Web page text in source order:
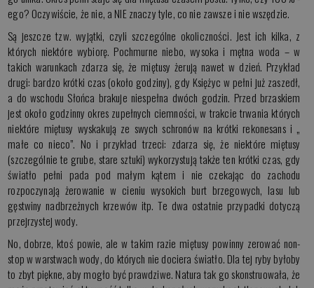
ego? Oczywiście, że nie, a NIE znaczy tyle, co nie zawsze i nie wszędzie.
Są jeszcze tzw. wyjątki, czyli szczególne okoliczności. Jest ich kilka, z
których niektóre wybiorę. Pochmurne niebo, wysoka i mętna woda – w
takich warunkach zdarza się, że miętusy żerują nawet w dzień. Przykład
drugi: bardzo krótki czas (około godziny), gdy Księżyc w pełni już zaszedł,
a do wschodu Słońca brakuje niespełna dwóch godzin. Przed brzaskiem
jest około godzinny okres zupełnych ciemności, w trakcie trwania których
niektóre miętusy wyskakują ze swych schronów na krótki rekonesans i „
małe co nieco”. No i przykład trzeci: zdarza się, że niektóre miętusy
(szczególnie te grube, stare sztuki) wykorzystują także ten krótki czas, gdy
światło pełni pada pod małym kątem i nie czekając do zachodu
rozpoczynają żerowanie w cieniu wysokich burt brzegowych, lasu lub
gęstwiny nadbrzeżnych krzewów itp. Te dwa ostatnie przypadki dotyczą
przejrzystej wody.
No, dobrze, ktoś powie, ale w takim razie miętusy powinny zerować non-
stop w warstwach wody, do których nie dociera światło. Dla tej ryby byłoby
to zbyt piękne, aby mogło być prawdziwe. Natura tak go skonstruowała, że